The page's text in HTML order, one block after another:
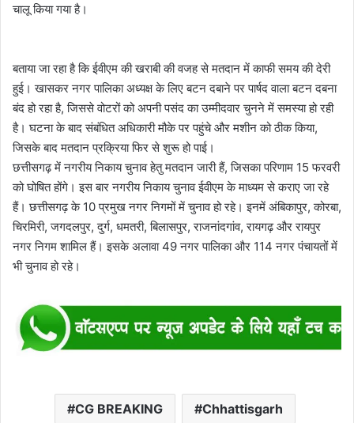
चालू किया गया है।
बताया जा रहा है कि ईवीएम की खराबी की वजह से मतदान में काफी समय की देरी
हुई। खासकर नगर पालिका अध्यक्ष के लिए बटन दबाने पर पार्षद वाला बटन दबना
बंद हो रहा है, जिससे वोटरों को अपनी पसंद का उम्मीदवार चुनने में समस्या हो रही
है। घटना के बाद संबंधित अधिकारी मौके पर पहुंचे और मशीन को ठीक किया,
जिसके बाद मतदान प्रक्रिया फिर से शुरू हो पाई।
छत्तीसगढ़ में नगरीय निकाय चुनाव हेतु मतदान जारी हैं, जिसका परिणाम 15 फरवरी
को घोषित होंगे। इस बार नगरीय निकाय चुनाव ईवीएम के माध्यम से कराए जा रहे
हैं। छत्तीसगढ़ के 10 प्रमुख नगर निगमों में चुनाव हो रहे। इनमें अंबिकापुर, कोरबा,
चिरमिरी, जगदलपुर, दुर्ग, धमतरी, बिलासपुर, राजनांदगांव, रायगढ़ और रायपुर
नगर निगम शामिल हैं। इसके अलावा 49 नगर पालिका और 114 नगर पंचायतों में
भी चुनाव हो रहे।
CG BREAKING Chhattisgarh